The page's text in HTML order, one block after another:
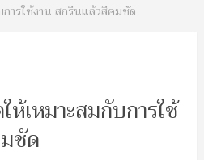
ารใช้งาน สกรีนแล้วสีคมชัด
ห้เหมาะสมกับการใช้
ชัด